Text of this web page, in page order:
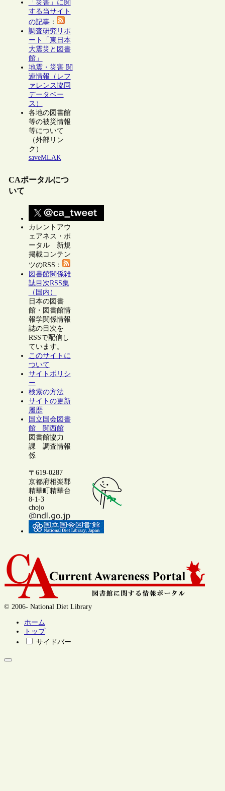
「災害」に関
する当サイト
の記事：
調査研究リポ
ート「東日本
大震災と図書
館」
地震・災害 関
連情報（レフ
ァレンス協同
データベー
ス）
各地の図書館
等の被災情報
等について
（外部リン
ク）
saveMLAK
CAポータルにつ
いて
カレントアウ
ェアネス・ポ
ータル 新規
掲載コンテン
ツのRSS：
図書館関係雑
誌目次RSS集
（国内）
日本の図書
館・図書館情
報学関係情報
誌の目次を
RSSで配信し
ています。
このサイトに
ついて
サイトポリシ
ー
検索の方法
サイトの更新
履歴
国立国会図書
館 関西館
図書館協力
課 調査情報
係
〒619-0287
京都府相楽郡
精華町精華台
8-1-3
chojo
© 2006- National Diet Library
ホーム
トップ
サイドバー